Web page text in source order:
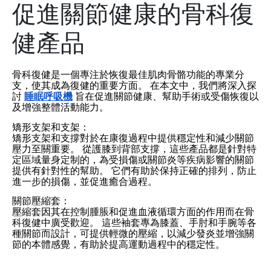
促進關節健康的骨科復
健產品
骨科復健是一個專注於恢復最佳肌肉骨骼功能的專業分
支，使其成為復健的重要方面。 在本文中，我們將深入探
討 睡眠呼吸機 旨在促進關節健康、幫助手術或受傷恢復以
及增強整體活動能力。
矯形支架和支架：
矯形支架和支撐對於在康復過程中提供穩定性和減少關節
壓力至關重要。 從護膝到背部支撐，這些產品都是針對特
定區域量身定制的，為受損傷或關節炎等疾病影響的關節
提供有針對性的幫助。 它們有助於保持正確的排列，防止
進一步的損傷，並促進癒合過程。
關節壓縮套：
壓縮套因其在控制腫脹和促進血液循環方面的作用而在骨
科復健中廣受歡迎。 這些袖套專為膝蓋、手肘和手腕等各
種關節而設計，可提供輕微的壓縮，以減少發炎並增強關
節的本體感覺，有助於提高運動過程中的穩定性。